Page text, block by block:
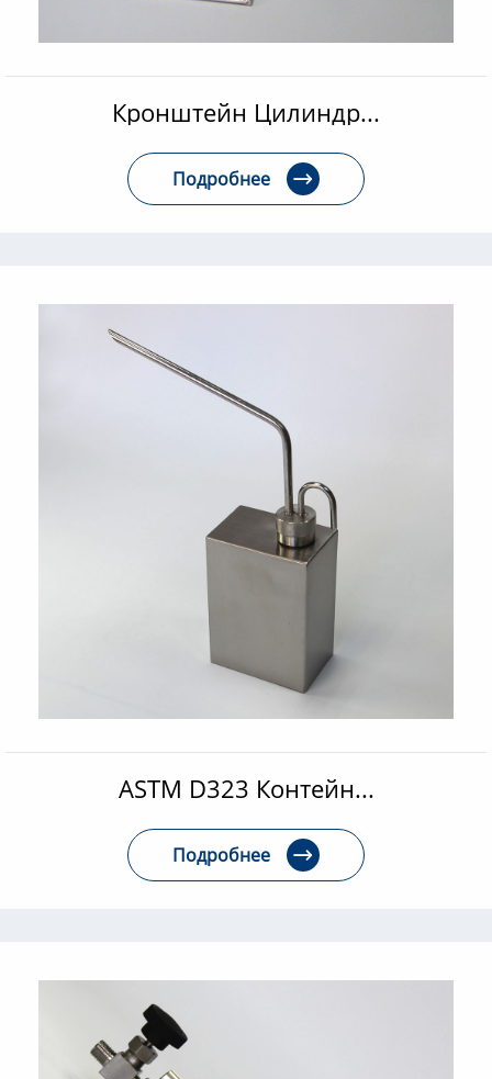
Кронштейн Цилиндр...
Подробнее 
ASTM D323 Контейн...
Подробнее 